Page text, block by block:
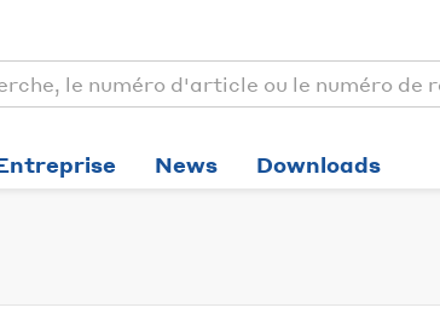
News Downloads